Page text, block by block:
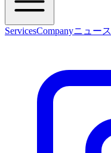
ServicesCompanyニュース